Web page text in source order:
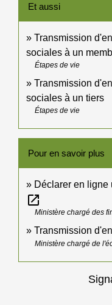
Et aussi
Transmission
sociales à un
Étapes de vie
Transmission
sociales à un tiers
Étapes de vie
Pour en savoir plus
Déclarer en ligne
open_in_new
Ministère chargé des
Transmission
Ministère chargé de